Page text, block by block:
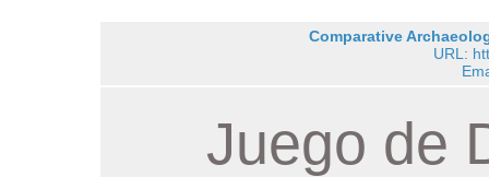
Comparative
URL:
Juego de